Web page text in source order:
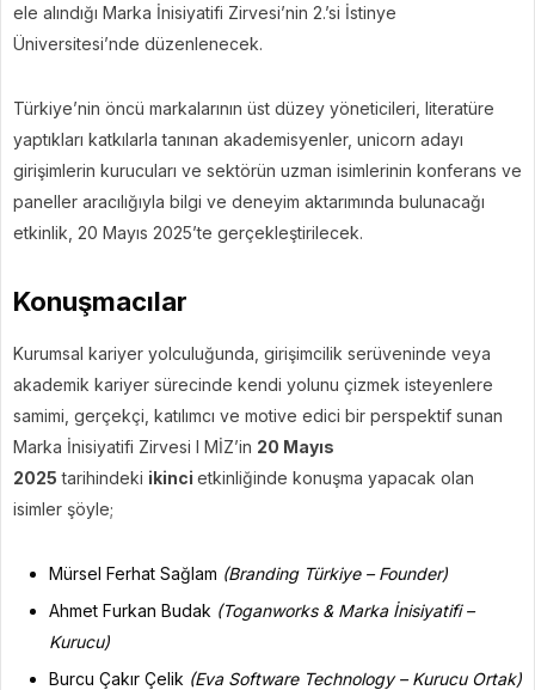
ele alındığı Marka İnisiyatifi Zirvesi’nin 2.’si İstinye
Üniversitesi’nde düzenlenecek.
Türkiye’nin öncü markalarının üst düzey yöneticileri, literatüre
yaptıkları katkılarla tanınan akademisyenler, unicorn adayı
girişimlerin kurucuları ve sektörün uzman isimlerinin konferans ve
paneller aracılığıyla bilgi ve deneyim aktarımında bulunacağı
etkinlik, 20 Mayıs 2025’te gerçekleştirilecek.
Konuşmacılar
Kurumsal kariyer yolculuğunda, girişimcilik serüveninde veya
akademik kariyer sürecinde kendi yolunu çizmek isteyenlere
samimi, gerçekçi, katılımcı ve motive edici bir perspektif sunan
Marka İnisiyatifi Zirvesi I MİZ’in 20 Mayıs
2025 tarihindeki ikinci etkinliğinde konuşma yapacak olan
isimler şöyle;
Mürsel Ferhat Sağlam (Branding Türkiye – Founder)
Ahmet Furkan Budak (Toganworks & Marka İnisiyatifi –
Kurucu)
Burcu Çakır Çelik (Eva Software Technology – Kurucu Ortak)